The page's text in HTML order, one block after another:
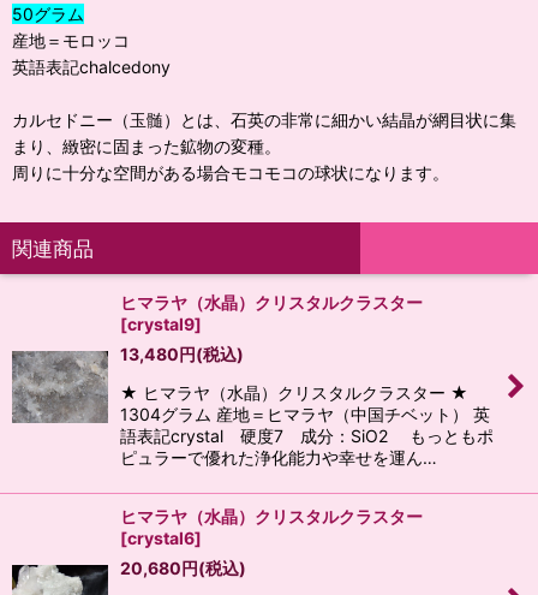
50グラム
産地＝モロッコ
英語表記chalcedony
カルセドニー（玉髄）とは、石英の非常に細かい結晶が網目状に集
まり、緻密に固まった鉱物の変種。
周りに十分な空間がある場合モコモコの球状になります。
関連商品
ヒマラヤ（水晶）クリスタルクラスター
[crystal9]
13,480円(税込)
★ ヒマラヤ（水晶）クリスタルクラスター ★
1304グラム 産地＝ヒマラヤ（中国チベット） 英
語表記crystal 硬度7 成分：SiO2 もっともポ
ピュラーで優れた浄化能力や幸せを運ん…
ヒマラヤ（水晶）クリスタルクラスター
[crystal6]
20,680円(税込)